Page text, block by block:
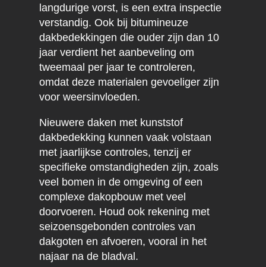
langdurige vorst, is een extra inspectie
verstandig. Ook bij bitumineuze
dakbedekkingen die ouder zijn dan 10
jaar verdient het aanbeveling om
tweemaal per jaar te controleren,
omdat deze materialen gevoeliger zijn
voor weersinvloeden.
Nieuwere daken met kunststof
dakbedekking kunnen vaak volstaan
met jaarlijkse controles, tenzij er
specifieke omstandigheden zijn, zoals
veel bomen in de omgeving of een
complexe dakopbouw met veel
doorvoeren. Houd ook rekening met
seizoensgebonden controles van
dakgoten en afvoeren, vooral in het
najaar na de bladval.